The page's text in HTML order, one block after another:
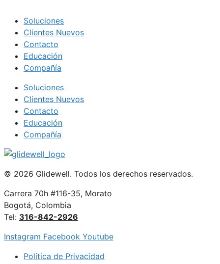
Soluciones
Clientes Nuevos
Contacto
Educación
Compañía
Soluciones
Clientes Nuevos
Contacto
Educación
Compañía
© 2026 Glidewell. Todos los derechos reservados.
Carrera 70h #116-35, Morato
Bogotá, Colombia
Tel: 316-842-2926
Instagram Facebook Youtube
Política de Privacidad